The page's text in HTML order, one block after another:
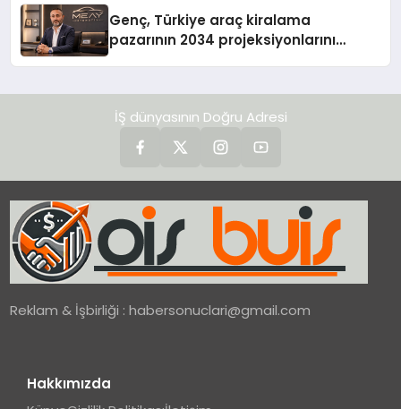
Genç, Türkiye araç kiralama
pazarının 2034 projeksiyonlarını
İŞ dünyasının Doğru Adresi
Reklam & İşbirliği :habersonuclari@gmail.com
Hakkımızda